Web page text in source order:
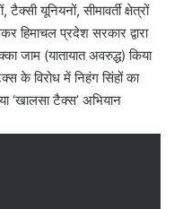
यूनियनों, सीमावर्ती क्षेत्रों
हिमाचल प्रदेश सरकार द्वारा
जाम (यातायात अवरुद्ध) किया
के विरोध में निहंग सिंहों का
‘खालसा टैक्स’ अभियान